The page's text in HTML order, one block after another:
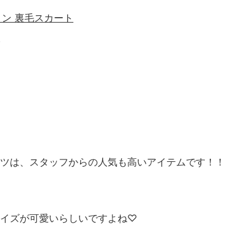
裏毛スカート
は、スタッフからの人気も高いアイテムです！！
ズが可愛いらしいですよね♡